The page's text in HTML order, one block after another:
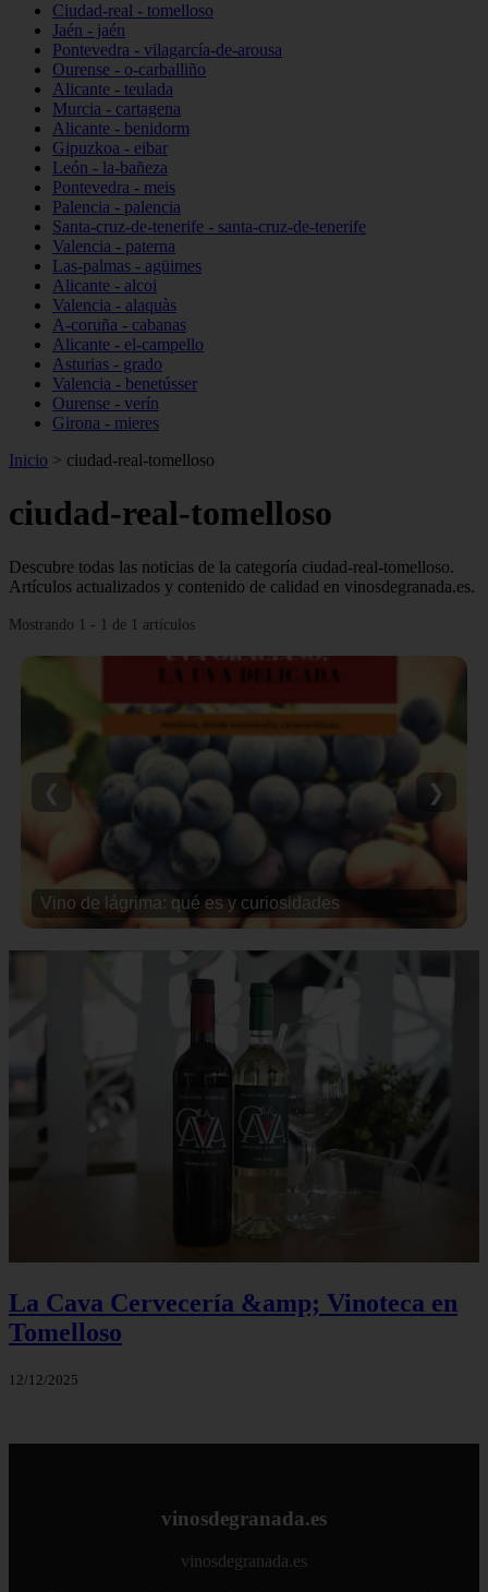
Ciudad-real - tomelloso
Jaén - jaén
Pontevedra - vilagarcía-de-arousa
Ourense - o-carballiño
Alicante - teulada
Murcia - cartagena
Alicante - benidorm
Gipuzkoa - eibar
León - la-bañeza
Pontevedra - meis
Palencia - palencia
Santa-cruz-de-tenerife - santa-cruz-de-tenerife
Valencia - paterna
Las-palmas - agüimes
Alicante - alcoi
Valencia - alaquàs
A-coruña - cabanas
Alicante - el-campello
Asturias - grado
Valencia - benetússer
Ourense - verín
Girona - mieres
Inicio > ciudad-real-tomelloso
ciudad-real-tomelloso
Descubre todas las noticias de la categoría ciudad-real-tomelloso.
Artículos actualizados y contenido de calidad en vinosdegranada.es.
Mostrando 1 - 1 de 1 artículos
Vino de lágrima: qué es y curiosidades
❮ ❯
La Cava Cervecería &amp; Vinoteca en
Tomelloso
12/12/2025
vinosdegranada.es
vinosdegranada.es